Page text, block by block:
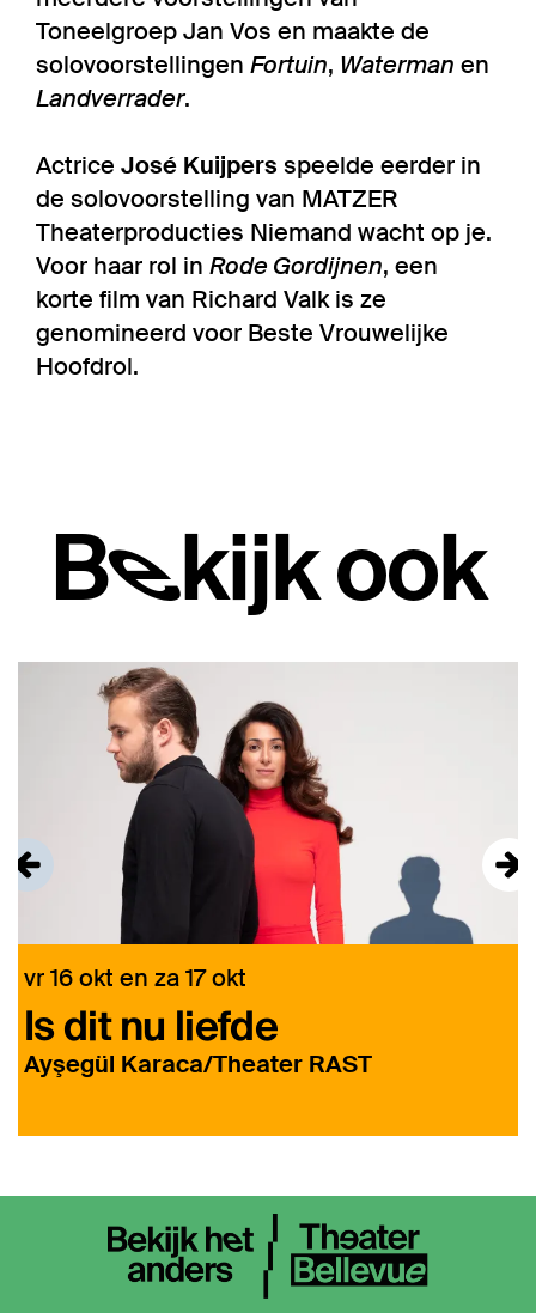
Toneelgroep Jan Vos en maakte de
solovoorstellingen Fortuin, Waterman en
Landverrader.
Actrice José Kuijpers speelde eerder in
de solovoorstelling van MATZER
Theaterproducties Niemand wacht op je.
Voor haar rol in Rode Gordijnen, een
korte film van Richard Valk is ze
genomineerd voor Beste Vrouwelijke
Hoofdrol.
Bekijk ook
Is dit nu liefde
Ayşegül Karaca/Theater RAST
vr 16 okt en za 17 okt